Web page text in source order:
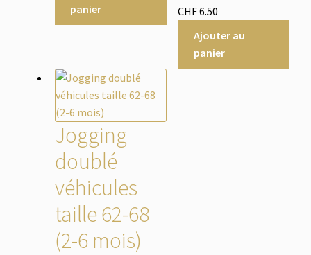
panier
CHF6.50
Ajouter au
panier
Jogging
doublé
véhicules
taille 62-68
(2-6 mois)